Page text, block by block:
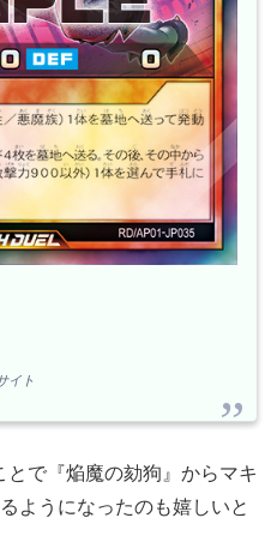
イト
で『焔魔の劾狗』からマキ
ようになったのも嬉しいと